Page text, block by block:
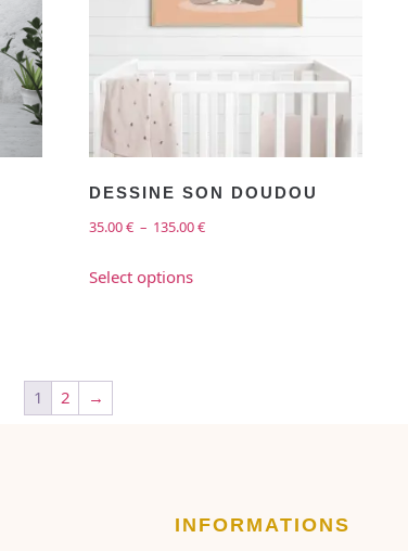
DESSINE SON DOUDOU
35.00€ – 135.00€
Select options
1 2 →
INFORMATIONS